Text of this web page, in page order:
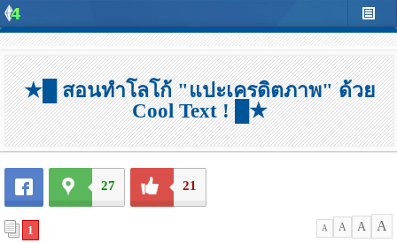
★█ สอนทำโลโก้ "แปะเครดิตภาพ" ด้วย
Cool Text ! █★
27 21
1 A A A A